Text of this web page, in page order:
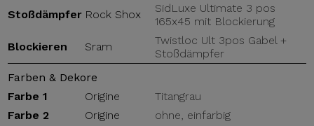
Stoßdämpfer Rock Shox
SidLuxe Ultimate 3 pos
165x45 mit Blockierung
Blockieren
Sram
Twistloc Ult 3pos Gabel +
Stoßdämpfer
Farben & Dekore
Farbe 1
Origine
Titangrau
Farbe 2
Origine
ohne, einfarbig